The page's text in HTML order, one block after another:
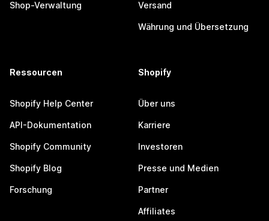
Shop-Verwaltung Versand
Währung und Übersetzung
Ressourcen
Shopify Help Center
API-Dokumentation
Shopify Community
Shopify Blog
Forschung
Shopify
Über uns
Karriere
Investoren
Presse und Medien
Partner
Affiliates